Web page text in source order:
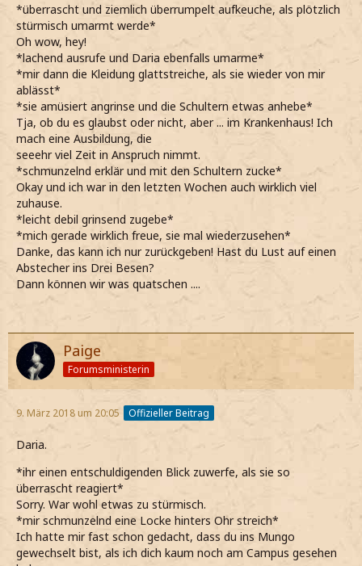
*überrascht und ziemlich überrumpelt aufkeuche, als plötzlich
stürmisch umarmt werde*
Oh wow, hey!
*lachend ausrufe und Daria ebenfalls umarme*
*mir dann die Kleidung glattstreiche, als sie wieder von mir
ablässt*
*sie amüsiert angrinse und die Schultern etwas anhebe*
Tja, ob du es glaubst oder nicht, aber ... im Krankenhaus! Ich
mach eine Ausbildung, die
seeehr viel Zeit in Anspruch nimmt.
*schmunzelnd erklär und mit den Schultern zucke*
Okay und ich war in den letzten Wochen auch wirklich viel
zuhause.
*leicht debil grinsend zugebe*
*mich gerade wirklich freue, sie mal wiederzusehen*
Danke, das kann ich nur zurückgeben! Hast du Lust auf einen
Abstecher ins Drei Besen?
Dann können wir was quatschen ....
Paige
Forumsministerin
9. März 2018 um 20:05 Offizieller Beitrag
Daria.
*ihr einen entschuldigenden Blick zuwerfe, als sie so
überrascht reagiert*
Sorry. War wohl etwas zu stürmisch.
*mir schmunzelnd eine Locke hinters Ohr streich*
Ich hatte mir fast schon gedacht, dass du ins Mungo
gewechselt bist, als ich dich kaum noch am Campus gesehen